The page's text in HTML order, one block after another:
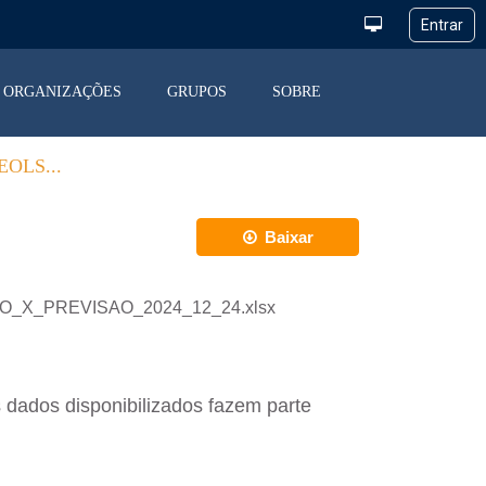
ORGANIZAÇÕES GRUPOS SOBRE
Baixar
disponibilizados fazem parte